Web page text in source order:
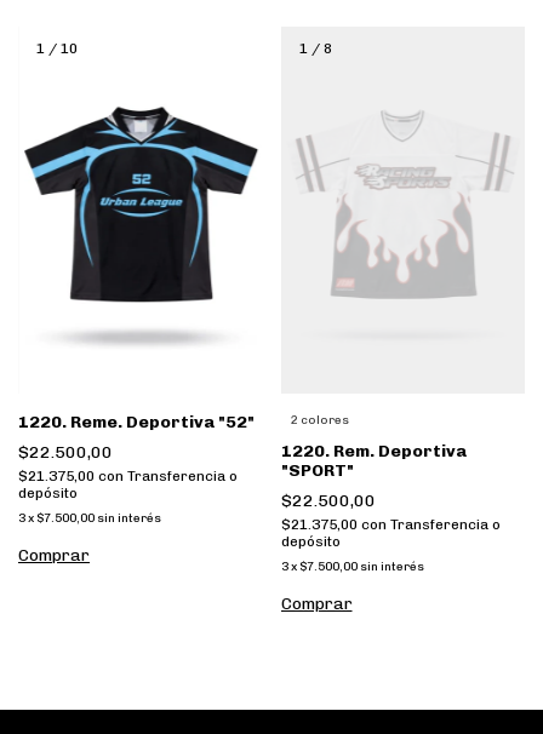
1 / 10
1220. Reme. Deportiva "52"
$22.500,00
$21.375,00 con Transferencia o
depósito
3x $7.500,00 sin interés
Comprar
1/ 8
2 colores
1220. Rem. Deportiva
"SPORT"
$22.500,00
$21.375,00 con Transferencia o
depósito
3 x $7.500,00 sin interés
Comprar